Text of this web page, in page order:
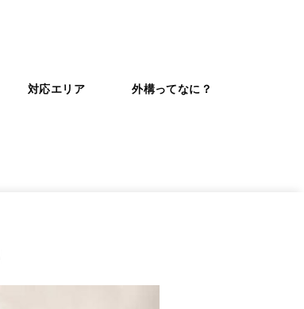
対応エリア 外構ってなに？